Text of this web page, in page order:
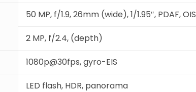
50 MP, f/1.9, 26mm (wide), 1/1.95″, PDAF, OIS
2 MP, f/2.4, (depth)
1080p@30fps, gyro-EIS
LED flash, HDR, panorama